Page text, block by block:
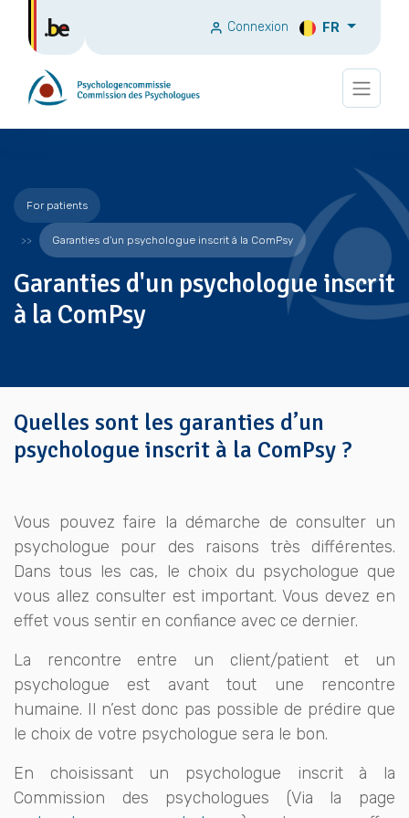
Connexion FR
For patients
Garanties d'un psychologue inscrit à la ComPsy
Garanties d'un psychologue inscrit
à la ComPsy
Quelles sont les garanties d’un
psychologue inscrit à la ComPsy ?
Vous pouvez faire la démarche de consulter un
psychologue pour des raisons très différentes.
Dans tous les cas, le choix du psychologue que
vous allez consulter est important. Vous devez en
effet vous sentir en confiance avec ce dernier.
La rencontre entre un client/patient et un
psychologue est avant tout une rencontre
humaine. Il n’est donc pas possible de prédire que
le choix de votre psychologue sera le bon.
En choisissant un psychologue inscrit à la
Commission des psychologues (Via la page